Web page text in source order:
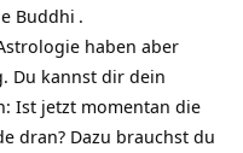
Buddhi .
haben aber
Du kannst dir dein
Ist jetzt momentan die
dran? Dazu brauchst du